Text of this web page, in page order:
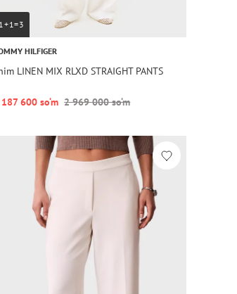
1+1=3
HILFIGER
LINEN MIX RLXD STRAIGHT PANTS
600 so‘m 2 969 000 so‘m